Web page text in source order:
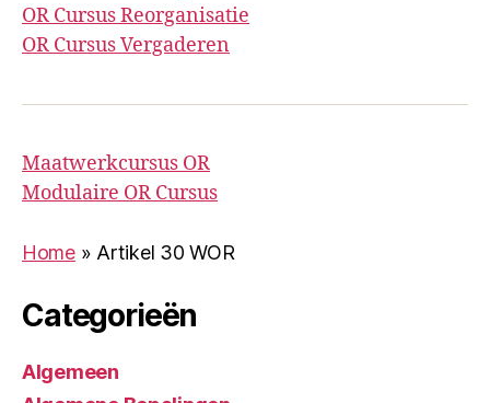
OR Cursus Reorganisatie
OR Cursus Vergaderen
Maatwerkcursus OR
Modulaire OR Cursus
Home» Artikel 30 WOR
Categorieën
Algemeen